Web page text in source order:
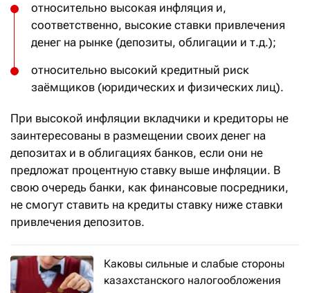
относительно высокая инфляция и,
соответственно, высокие ставки привлечения
денег на рынке (депозиты, облигации и т.д.);
относительно высокий кредитный риск
заёмщиков (юридических и физических лиц).
При высокой инфляции вкладчики и кредиторы не
заинтересованы в размещении своих денег на
депозитах и в облигациях банков, если они не
предложат процентную ставку выше инфляции. В
свою очередь банки, как финансовые посредники,
не смогут ставить на кредиты ставку ниже ставки
привлечения депозитов.
Каковы сильные и слабые стороны
казахстанского налогообложения